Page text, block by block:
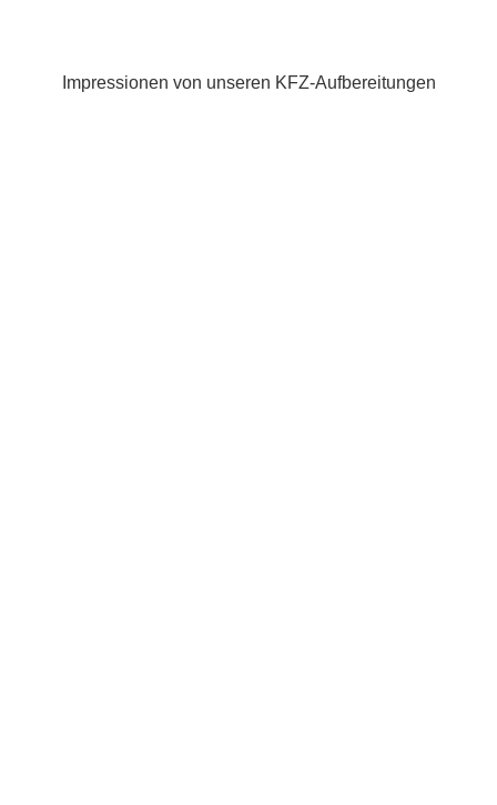
Impressionen von unseren KFZ-Aufbereitungen